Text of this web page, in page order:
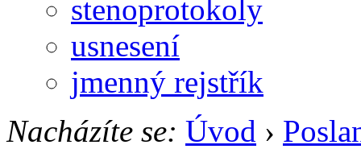
stenoprotokoly
usnesení
jmenný rejstřík
Nacházíte se: Úvod ›